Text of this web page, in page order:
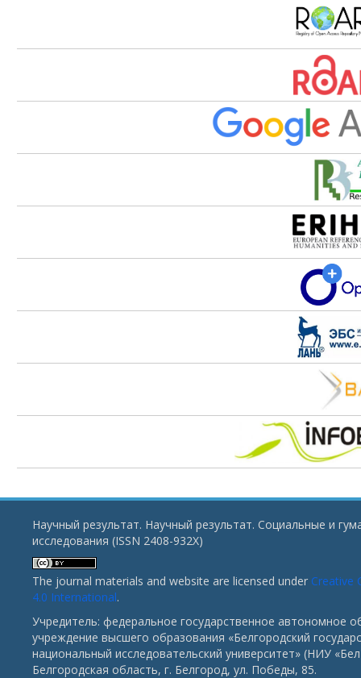
Научный результат. Научный результат. Социальные и
исследования (ISSN 2408-932X)
The journal materials and website are licensed under Creative
4.0 International.
Учредитель: федеральное государственное автономное
учреждение высшего образования «Белгородский
национальный исследовательский университет» (НИУ
Белгородская область, г. Белгород, ул. Победы, 85.